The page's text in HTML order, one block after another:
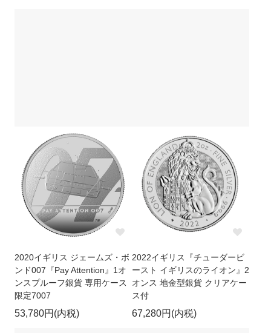
2020イギリス ジェームズ・ボ
ンド007『Pay Attention』1オ
ンスプルーフ銀貨 専用ケース
限定7007
53,780円(内税)
2022イギリス『チューダービ
ースト イギリスのライオン』2
オンス 地金型銀貨 クリアケー
ス付
67,280円(内税)